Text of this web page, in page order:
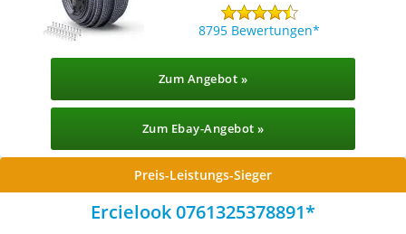
8795 Bewertungen
Zum Angebot »
Zum Ebay-Angebot »
Preis-Leistungs-Sieger
Ercielook 0761325378891